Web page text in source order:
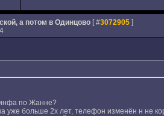
а потом в Одинцово [ #3072905]
по Жанне?
уже больше 2х лет, телефон изменён н не